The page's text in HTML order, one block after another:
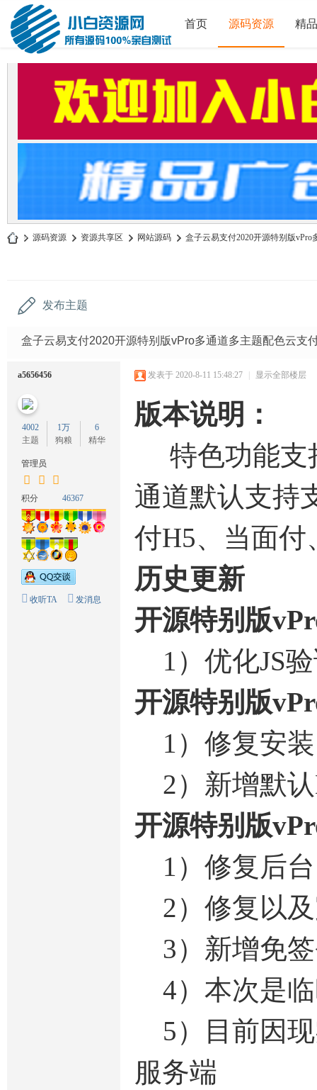
首页 源码资源 精
» 源码资源 › 资源共享区 › 网站源码 › 盒子云易支付2020开源特别版vPro
发布主题
盒子云易支付2020开源特别版vPro多通道多主题配色云支
a5656456
4002
主题
1万
狗粮
6
精华
管理员
积分 46367
收听TA 发消息
发表于 2020-8-11 15:48:27 | 显示全部楼层
版本说明：
特色功能支
通道默认支持
付H5、当面付
历史更新
开源特别版
1）优化JS
开源特别版
1）修复安装
2）新增默
开源特别版
1）修复后台
2）修复以
3）新增免签
4）本次是临
5）目前因现
服务端